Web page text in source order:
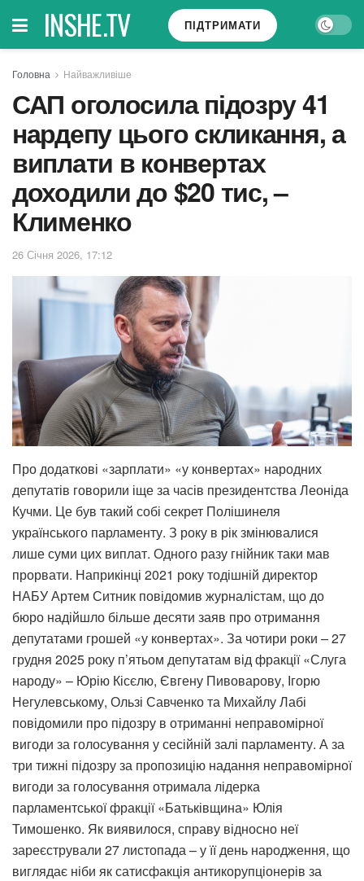
INSHE.TV ПІДТРИМАТИ
Головна Найважливіше
САП оголосила підозру 41
нардепу цього скликання, а
виплати в конвертах
доходили до $20 тис, –
Клименко
26 Січня 2026, 17:12
Про додаткові «зарплати» «у конвертах» народних
депутатів говорили іще за часів президентства Леоніда
Кучми. Це був такий собі секрет Полішинеля
українського парламенту. З року в рік змінювалися
лише суми цих виплат. Одного разу гнійник таки мав
прорвати. Наприкінці 2021 року тодішній директор
НАБУ Артем Ситник повідомив журналістам, що до
бюро надійшло більше десяти заяв про отримання
депутатами грошей «у конвертах». За чотири роки – 27
грудня 2025 року п’ятьом депутатам від фракції «Слуга
народу» – Юрію Кісєлю, Євгену Пивоварову, Ігорю
Негулевському, Ользі Савченко та Михайлу Лабі
повідомили про підозру в отриманні неправомірної
вигоди за голосування у сесійній залі парламенту. А за
три тижні підозру за пропозицію надання неправомірної
вигоди за голосування отримала лідерка
парламентської фракції «Батьківщина» Юлія
Тимошенко. Як виявилося, справу відносно неї
зареєстрували 27 листопада – у її день народження, що
виглядає ніби як сатисфакція антикорупціонерів за